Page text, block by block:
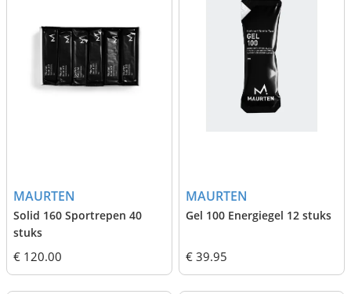
MAURTEN
Solid 160 Sportrepen 40
stuks
€ 120.00
MAURTEN
Gel 100 Energiegel 12 stuks
€ 39.95